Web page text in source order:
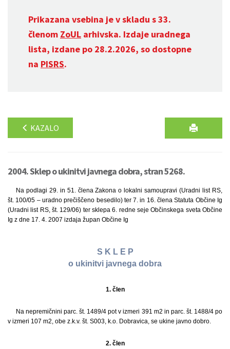
Prikazana vsebina je v skladu s 33.
členom ZoUL arhivska. Izdaje uradnega
lista, izdane po 28.2.2026, so dostopne
na PISRS.
KAZALO
2004. Sklep o ukinitvi javnega dobra, stran 5268.
Na podlagi 29. in 51. člena Zakona o lokalni samoupravi (Uradni list RS,
št. 100/05 – uradno prečiščeno besedilo) ter 7. in 16. člena Statuta Občine Ig
(Uradni list RS, št. 129/06) ter sklepa 6. redne seje Občinskega sveta Občine
Ig z dne 17. 4. 2007 izdaja župan Občine Ig
S K L E P
o ukinitvi javnega dobra
1. člen
Na nepremičnini parc. št. 1489/4 pot v izmeri 391 m2 in parc. št. 1488/4 po
v izmeri 107 m2, obe z.k.v. št. S003, k.o. Dobravica, se ukine javno dobro.
2. člen